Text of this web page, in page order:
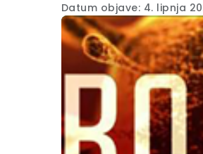
Datum objave: 4. lipnja